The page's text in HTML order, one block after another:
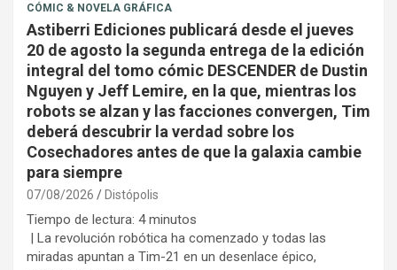
CÓMIC & NOVELA GRÁFICA
Astiberri Ediciones publicará desde el jueves
20 de agosto la segunda entrega de la edición
integral del tomo cómic DESCENDER de Dustin
Nguyen y Jeff Lemire, en la que, mientras los
robots se alzan y las facciones convergen, Tim
deberá descubrir la verdad sobre los
Cosechadores antes de que la galaxia cambie
para siempre
07/08/2026 Distópolis
Tiempo de lectura: 4 minutos
| La revolución robótica ha comenzado y todas las
miradas apuntan a Tim-21 en un desenlace épico,